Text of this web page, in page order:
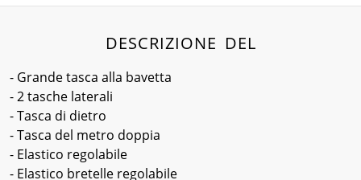
DESCRIZIONE DEL
- Grande tasca alla bavetta
- 2 tasche laterali
- Tasca di dietro
- Tasca del metro doppia
- Elastico regolabile
- Elastico bretelle regolabile